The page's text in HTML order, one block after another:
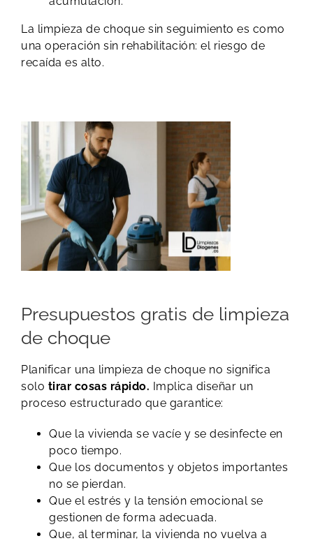
La limpieza de choque sin seguimiento es como
una operación sin rehabilitación: el riesgo de
recaída es alto.
Presupuestos gratis de limpieza
de choque
Planificar una limpieza de choque no significa
solo tirar cosas rápido. Implica diseñar un
proceso estructurado que garantice:
Que la vivienda se vacíe y se desinfecte en
poco tiempo.
Que los documentos y objetos importantes
no se pierdan.
Que el estrés y la tensión emocional se
gestionen de forma adecuada.
Que, al terminar, la vivienda no vuelva a